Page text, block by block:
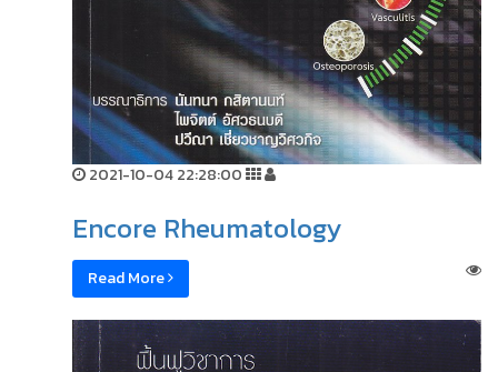
2021-10-04 22:28:00
Encore Rheumatology
Read More